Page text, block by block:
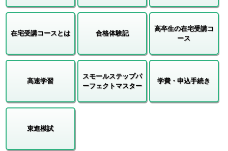
在宅受講コースとは 合格体験記
高卒生の在宅受講コ
ース
高速学習
スモールステップパ
ーフェクトマスター
学費・申込手続き
東進模試